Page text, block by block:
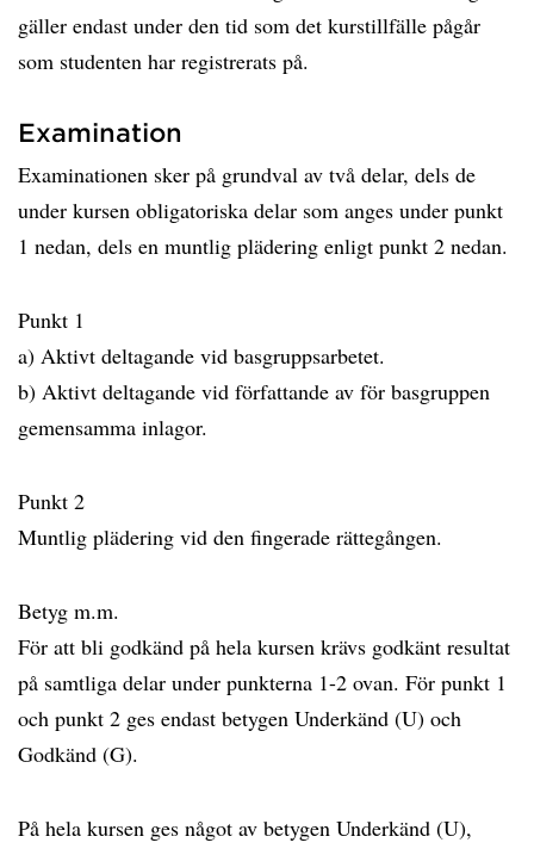
gäller endast under den tid som det kurstillfälle pågår
som studenten har registrerats på.
Examination
Examinationen sker på grundval av två delar, dels de
under kursen obligatoriska delar som anges under punkt
1 nedan, dels en muntlig plädering enligt punkt 2 nedan.
Punkt 1
a) Aktivt deltagande vid basgruppsarbetet.
b) Aktivt deltagande vid författande av för basgruppen
gemensamma inlagor.
Punkt 2
Muntlig plädering vid den fingerade rättegången.
Betyg m.m.
För att bli godkänd på hela kursen krävs godkänt resultat
på samtliga delar under punkterna 1-2 ovan. För punkt 1
och punkt 2 ges endast betygen Underkänd (U) och
Godkänd (G).
På hela kursen ges något av betygen Underkänd (U),